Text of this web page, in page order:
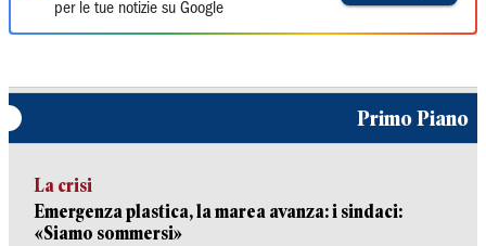
per le tue notizie su Google
Primo Piano
La crisi
Emergenza plastica, la marea avanza: i sindaci:
«Siamo sommersi»